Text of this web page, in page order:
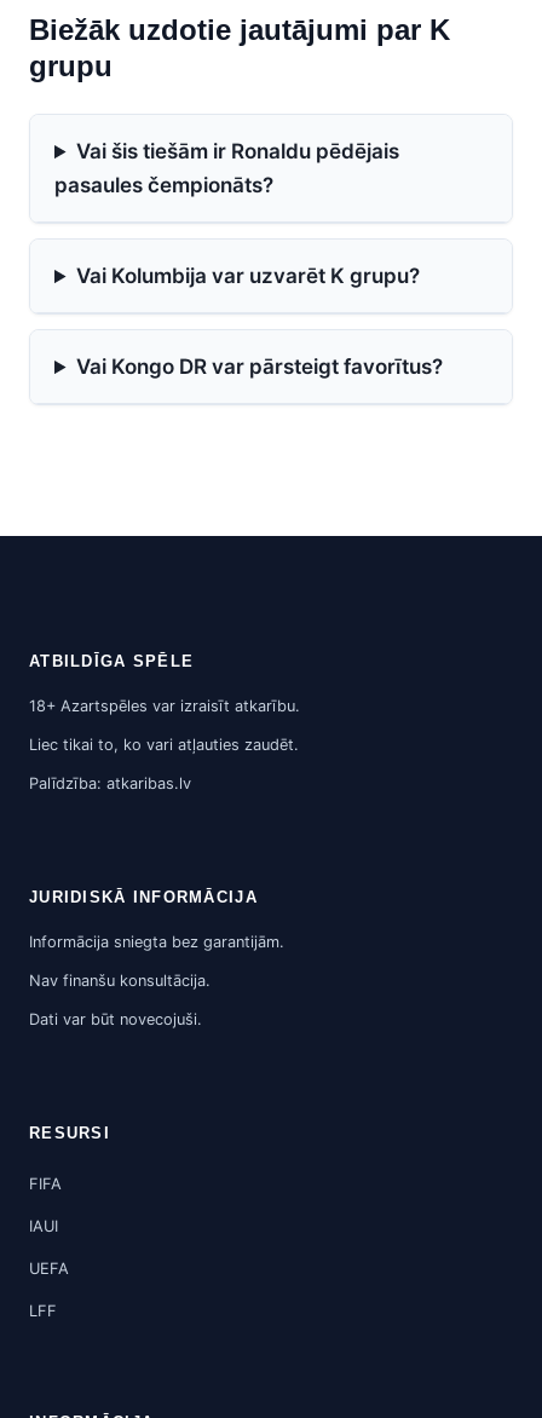
Biežāk uzdotie jautājumi par K
grupu
Vai šis tiešām ir Ronaldu pēdējais
pasaules čempionāts?
Vai Kolumbija var uzvarēt K grupu?
Vai Kongo DR var pārsteigt favorītus?
ATBILDĪGA SPĒLE
18+ Azartspēles var izraisīt atkarību.
Liec tikai to, ko vari atļauties zaudēt.
Palīdzība: atkaribas.lv
JURIDISKĀ INFORMĀCIJA
Informācija sniegta bez garantijām.
Nav finanšu konsultācija.
Dati var būt novecojuši.
RESURSI
FIFA
IAUI
UEFA
LFF